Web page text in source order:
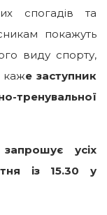
спогадів та
покажуть
виду спорту,
каже заступник
усіх
із 15.30 у